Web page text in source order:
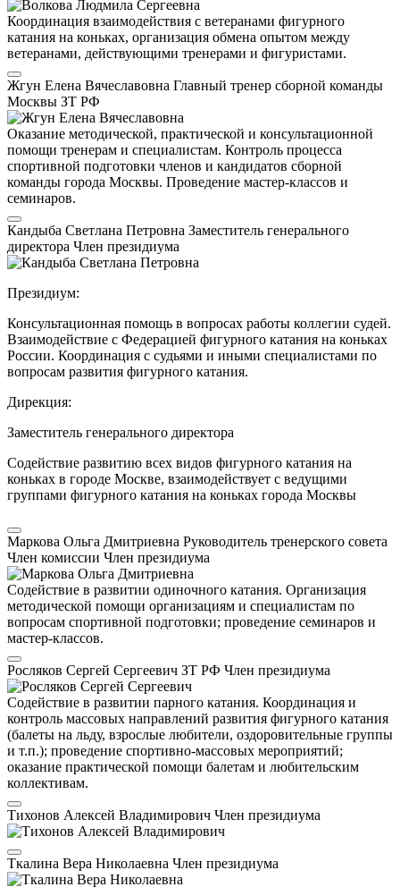
Координация взаимодействия с ветеранами фигурного
катания на коньках, организация обмена опытом между
ветеранами, действующими тренерами и фигуристами.
Жгун Елена Вячеславовна Главный тренер сборной команды
Москвы ЗТ РФ
Оказание методической, практической и консультационной
помощи тренерам и специалистам. Контроль процесса
спортивной подготовки членов и кандидатов сборной
команды города Москвы. Проведение мастер-классов и
семинаров.
Кандыба Светлана Петровна Заместитель генерального
директора Член президиума
Президиум:
Консультационная помощь в вопросах работы коллегии судей.
Взаимодействие с Федерацией фигурного катания на коньках
России. Координация с судьями и иными специалистами по
вопросам развития фигурного катания.
Дирекция:
Заместитель генерального директора
Содействие развитию всех видов фигурного катания на
коньках в городе Москве, взаимодействует с ведущими
группами фигурного катания на коньках города Москвы
Маркова Ольга Дмитриевна Руководитель тренерского совета
Член комиссии Член президиума
Содействие в развитии одиночного катания. Организация
методической помощи организациям и специалистам по
вопросам спортивной подготовки; проведение семинаров и
мастер-классов.
Росляков Сергей Сергеевич ЗТ РФ Член президиума
Содействие в развитии парного катания. Координация и
контроль массовых направлений развития фигурного катания
(балеты на льду, взрослые любители, оздоровительные группы
и т.п.); проведение спортивно-массовых мероприятий;
оказание практической помощи балетам и любительским
коллективам.
Тихонов Алексей Владимирович Член президиума
Ткалина Вера Николаевна Член президиума